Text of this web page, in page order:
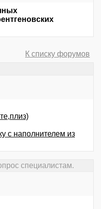
К списку форумов
с наполнителем из
специалистам.